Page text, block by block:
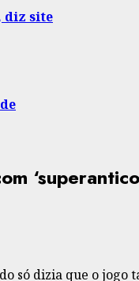
diz site
só dizia que o